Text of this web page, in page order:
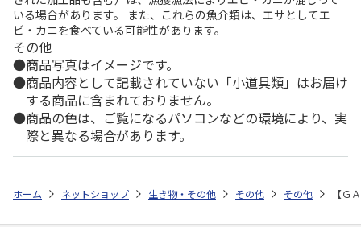
いる場合があります。 また、これらの魚介類は、エサとしてエ
ビ・カニを食べている可能性があります。
その他
商品写真はイメージです。
商品内容として記載されていない「小道具類」はお届け
する商品に含まれておりません。
商品の色は、ご覧になるパソコンなどの環境により、実
際と異なる場合があります。
ホーム ネットショップ 生き物・その他 その他 その他 【